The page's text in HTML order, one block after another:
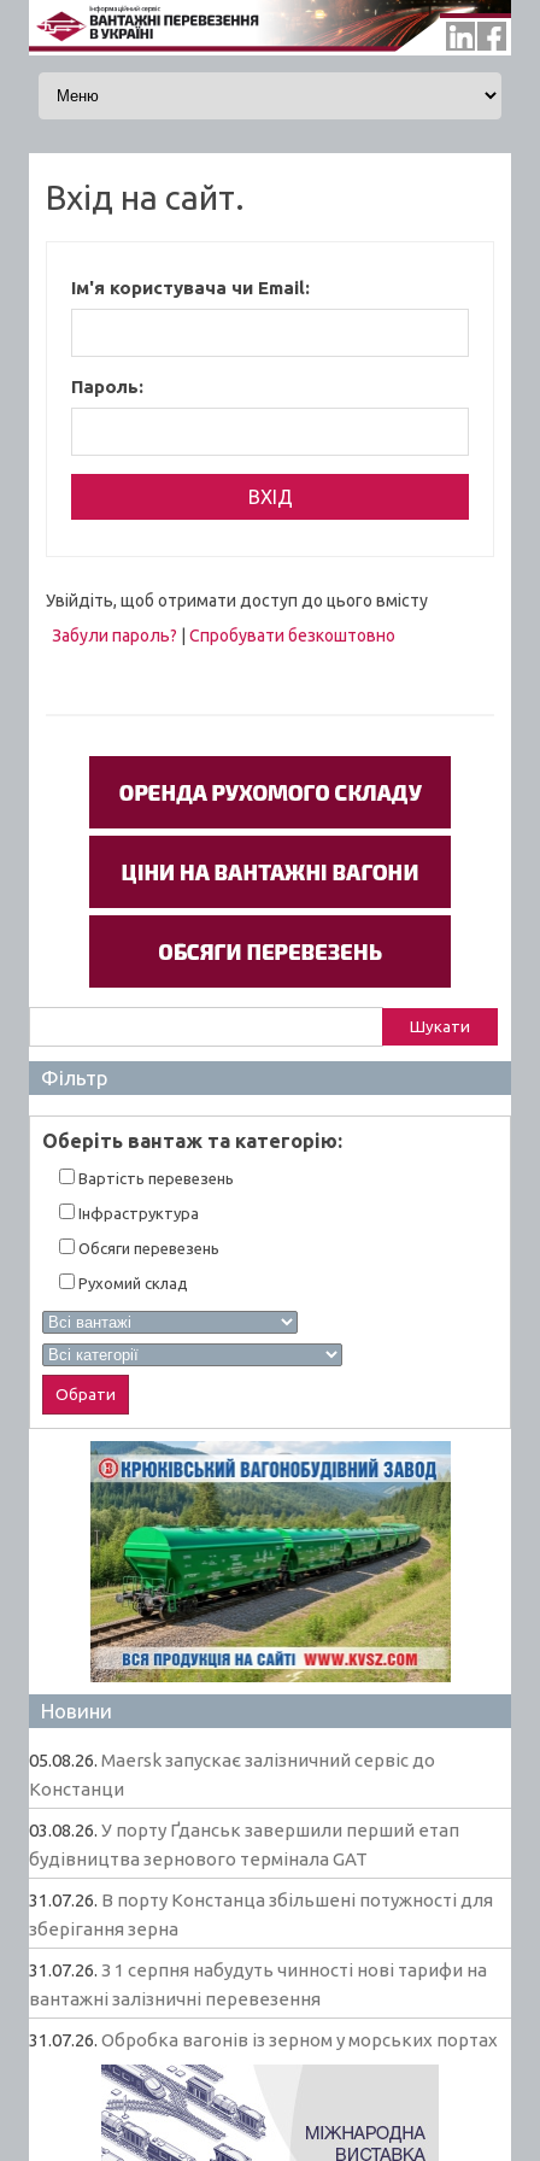
Skip to content
Вхід на сайт.
Ім'я користувача чи Email:
Пароль:
Увійдіть, щоб отримати доступ до цього вмісту
Забули пароль?
Спробувати безкоштовно
Фільтр
Оберiть вантаж та категорiю:
Вартiсть перевезень
Інфраструктура
Обсяги перевезень
Рухомий склад
Новини
05.08.26. Maersk запускає залізничний сервіс до
Констанци
03.08.26. У порту Ґданськ завершили перший етап
будівництва зернового термінала GAT
31.07.26. В порту Констанца збільшені потужності для
зберігання зерна
31.07.26. З 1 серпня набудуть чинності нові тарифи на
вантажні залізничні перевезення
31.07.26. Обробка вагонів із зерном у морських портах